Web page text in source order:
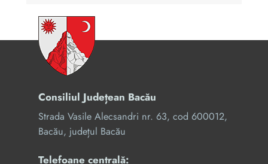
Consiliul Județean Bacău
Strada Vasile Alecsandri nr. 63, cod 600012,
Bacău, județul Bacău
Telefoane centrală: